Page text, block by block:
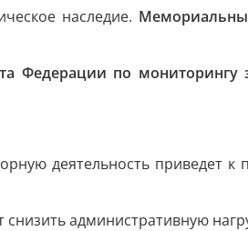
наследие.
Федерации по мониторингу
деятельность приведет
административную